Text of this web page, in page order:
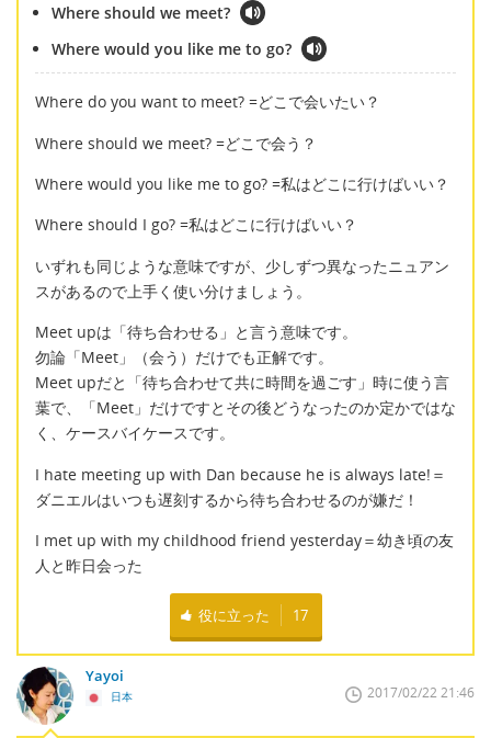
Where should we meet?
Where would you like me to go?
Where do you want to meet? =どこで会いたい？
Where should we meet? =どこで会う？
Where would you like me to go? =私はどこに行けばいい？
Where should I go? =私はどこに行けばいい？
いずれも同じような意味ですが、少しずつ異なったニュアン
スがあるので上手く使い分けましょう。
Meet upは「待ち合わせる」と言う意味です。
勿論「Meet」（会う）だけでも正解です。
Meet upだと「待ち合わせて共に時間を過ごす」時に使う言
葉で、「Meet」だけですとその後どうなったのか定かではな
く、ケースバイケースです。
I hate meeting up with Dan because he is always late!＝
ダニエルはいつも遅刻するから待ち合わせるのが嫌だ！
I met up with my childhood friend yesterday＝幼き頃の友
人と昨日会った
役に立った 17
Yayoi
日本 2017/02/22 21:46